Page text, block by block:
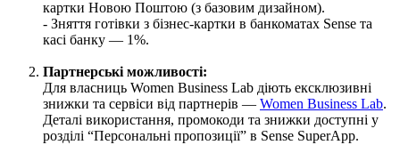
картки Новою Поштою (з базовим дизайном).
- Зняття готівки з бізнес-картки в банкоматах Sense та
касі банку — 1%.
Партнерські можливості:
Для власниць Women Business Lab діють ексклюзивні
знижки та сервіси від партнерів — Women Business Lab.
Деталі використання, промокоди та знижки доступні у
розділі “Персональні пропозиції” в Sense SuperApp.